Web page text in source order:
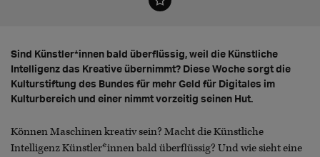
Sind Künstler*innen bald überflüssig, weil die Künstliche
Intelligenz das Kreative übernimmt? Diese Woche sorgt die
Kulturstiftung des Bundes für mehr Geld für Digitales im
Kulturbereich und einer nimmt vorzeitig seinen Hut.
Können Maschinen kreativ sein? Macht die Künstliche
Intelligenz Künstler*innen bald überflüssig? Und wie sieht eine